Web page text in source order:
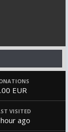
EUR
VISITED
ago